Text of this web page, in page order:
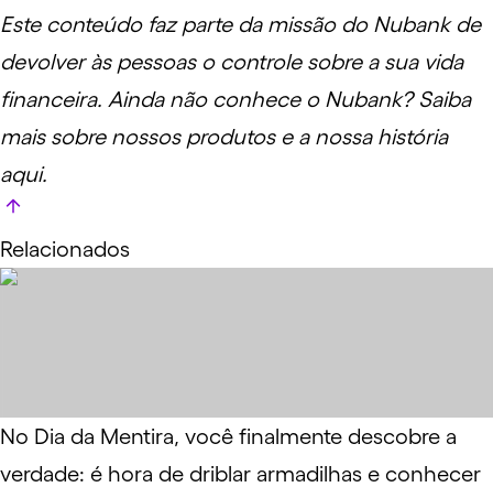
Este conteúdo faz parte da missão do Nubank de
devolver às pessoas o controle sobre a sua vida
financeira. Ainda não conhece o Nubank? Saiba
mais sobre nossos produtos e a nossa história
aqui.
Relacionados
No Dia da Mentira, você finalmente descobre a
verdade: é hora de driblar armadilhas e conhecer